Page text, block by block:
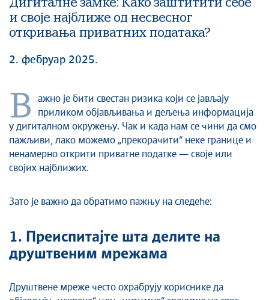
Дигиталне замке: Како заштитити себе
и своје најближе од несвесног
откривања приватних података?
2. фебруар 2025.
В
ажно је бити свестан ризика који се јављају
приликом објављивања и дељења информација
у дигиталном окружењу. Чак и када нам се чини да смо
пажљиви, лако можемо „прекорачити“ неке границе и
ненамерно открити приватне податке — своје или
својих најближих.
Зато је важно да обратимо пажњу на следеће:
1. Преиспитајте шта делите на
друштвеним мрежама
Друштвене мреже често охрабрују кориснике да